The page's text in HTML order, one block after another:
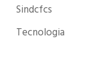
Sindcfcs
Tecnologia